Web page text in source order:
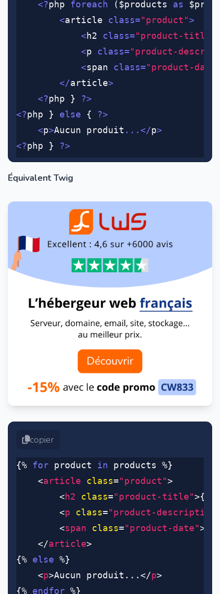
	<?
php foreach ($products as
		<
article class="product">
			<
h2 class="product-title"
			<
p class="product-
			<
span class="product-
		</
article>
	<?
php } ?>
<?php } else { ?>
	<
p>Aucun produit ...</p>
<?php } ?>
Équivalent Twig
copier
{% for product in products %}
	<
article class="product">
		<
h2 class="product-title">{{
		<
p class="product-
		<
span class="product-date"
	</
article>
{% else %}
	<
p>Aucun produit...</p>
{% endfor %}